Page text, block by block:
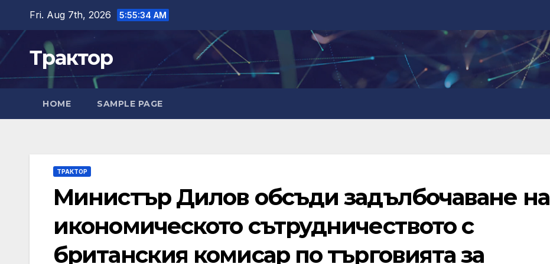
content
Fri. Aug 7th, 2026 5:55:35 AM
Трактор
HOME SAMPLE PAGE
ТРАКТОР
Министър Дилов обсъди задълбочаване на
икономическото сътрудничеството с
британския комисар по търговията за